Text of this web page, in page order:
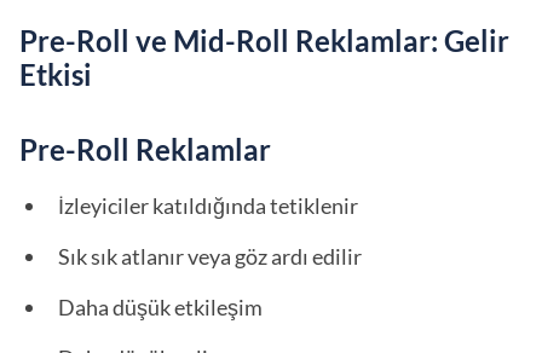
Pre-Roll ve Mid-Roll Reklamlar: Gelir
Etkisi
Pre-Roll Reklamlar
İzleyiciler katıldığında tetiklenir
Sık sık atlanır veya göz ardı edilir
Daha düşük etkileşim